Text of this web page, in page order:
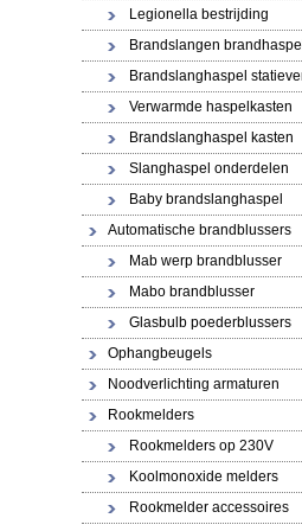
Legionella bestrijding
Brandslangen
Brandslanghaspel
Verwarmde haspelkasten
Brandslanghaspel kasten
Slanghaspel onderdelen
Baby brandslanghaspel
Automatische brandblussers
Mab werp brandblusser
Mabo brandblusser
Glasbulb poederblussers
Ophangbeugels
Noodverlichting armaturen
Rookmelders
Rookmelders op 230V
Koolmonoxide melders
Rookmelder accessoires